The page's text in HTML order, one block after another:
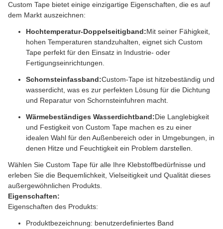
Custom Tape bietet einige einzigartige Eigenschaften, die es auf
dem Markt auszeichnen:
Hochtemperatur-Doppelseitigband:Mit seiner Fähigkeit,
hohen Temperaturen standzuhalten, eignet sich Custom
Tape perfekt für den Einsatz in Industrie- oder
Fertigungseinrichtungen.
Schornsteinfassband:Custom-Tape ist hitzebeständig und
wasserdicht, was es zur perfekten Lösung für die Dichtung
und Reparatur von Schornsteinfuhren macht.
Wärmebeständiges Wasserdichtband:Die Langlebigkeit
und Festigkeit von Custom Tape machen es zu einer
idealen Wahl für den Außenbereich oder in Umgebungen, in
denen Hitze und Feuchtigkeit ein Problem darstellen.
Wählen Sie Custom Tape für alle Ihre Klebstoffbedürfnisse und
erleben Sie die Bequemlichkeit, Vielseitigkeit und Qualität dieses
außergewöhnlichen Produkts.
Eigenschaften:
Eigenschaften des Produkts:
Produktbezeichnung: benutzerdefiniertes Band